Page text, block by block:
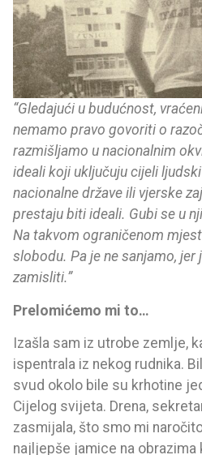
“Gledajući u budućnost,
nemamo pravo govoriti o
razmišljamo u nacionalnim
ideali koji uključuju cijeli
nacionalne države ili vjerske
prestaju biti ideali. Gubi se u
Na takvom ograničenom
slobodu. Pa je ne sanjamo,
zamisliti.”
Prelomićemo mi to…
Izašla sam iz utrobe zemlje,
ispentrala iz nekog rudnika.
svud okolo bile su krhotine
Cijelog svijeta. Drena,
zasmijala, što smo mi
najljepše jamice na